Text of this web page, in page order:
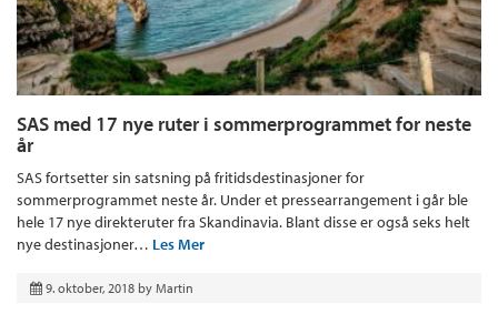
SAS med 17 nye ruter i sommerprogrammet for neste
år
SAS fortsetter sin satsning på fritidsdestinasjoner for
sommerprogrammet neste år. Under et pressearrangement i går ble
hele 17 nye direkteruter fra Skandinavia. Blant disse er også seks helt
nye destinasjoner… Les Mer
9. oktober, 2018 by Martin